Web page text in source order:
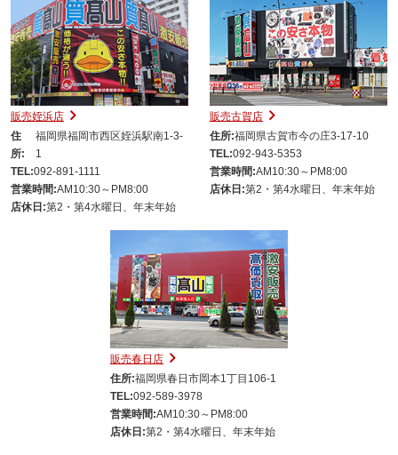
販売姪浜店
住
所:
福岡県福岡市西区姪浜駅南1-3-
1
TEL:092-891-1111
営業時間:AM10:30～PM8:00
店休日:第2・第4水曜日、年末年始
販売古賀店
住所:福岡県古賀市今の庄3-17-10
TEL:092-943-5353
営業時間:AM10:30～PM8:00
店休日:第2・第4水曜日、年末年始
販売春日店
住所:福岡県春日市岡本1丁目106-1
TEL:092-589-3978
営業時間:AM10:30～PM8:00
店休日:第2・第4水曜日、年末年始